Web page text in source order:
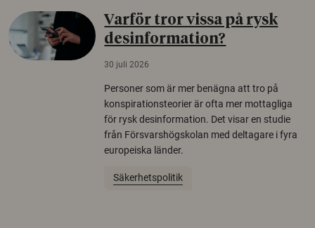
Varför tror vissa på rysk
desinformation?
30 juli 2026
Personer som är mer benägna att tro på
konspirationsteorier är ofta mer mottagliga
för rysk desinformation. Det visar en studie
från Försvarshögskolan med deltagare i fyra
europeiska länder.
Säkerhetspolitik